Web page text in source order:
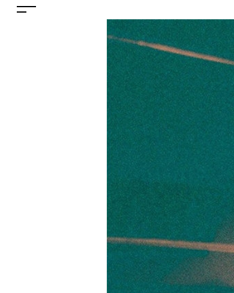
DELIVERY SERVICES
PARCOメンバーズ
オンラインストア
한국어
ภาษาไทย
日本語